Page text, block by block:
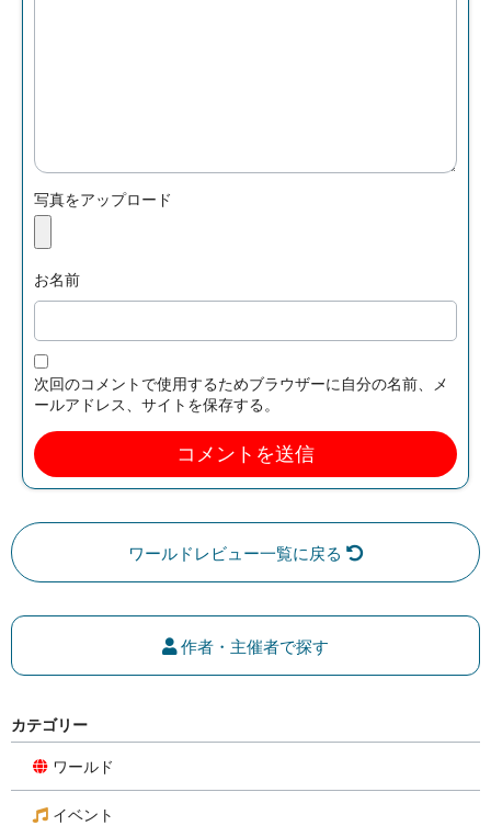
写真をアップロード
お名前
次回のコメントで使用するためブラウザーに自分の名前、メ
ールアドレス、サイトを保存する。
ワールドレビュー一覧に戻る
作者・主催者で探す
カテゴリー
ワールド
イベント